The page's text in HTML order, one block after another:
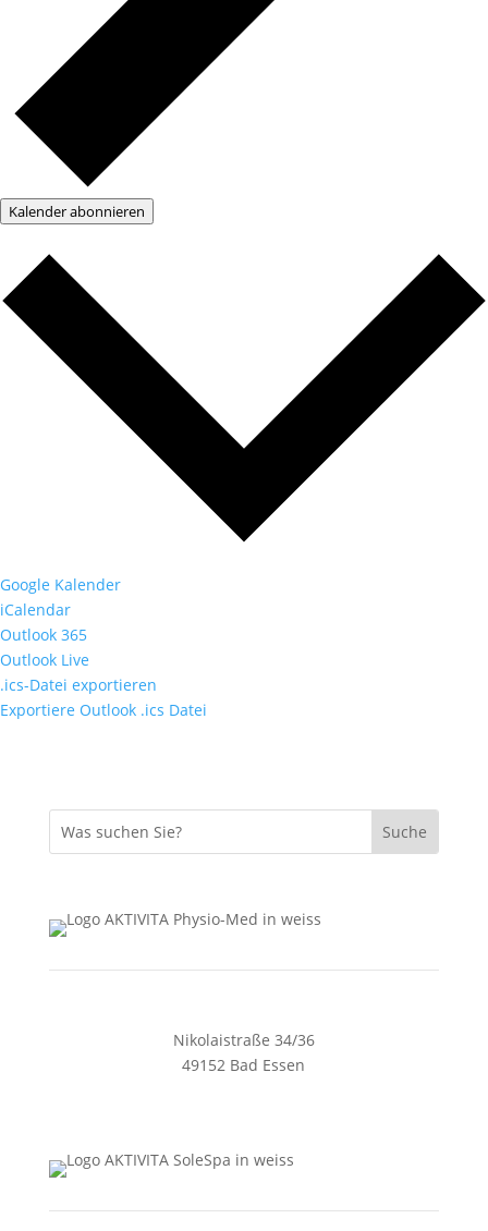
Kalender abonnieren
Google Kalender
iCalendar
Outlook 365
Outlook Live
.ics-Datei exportieren
Exportiere Outlook .ics Datei
Nikolaistraße 34/36
49152 Bad Essen